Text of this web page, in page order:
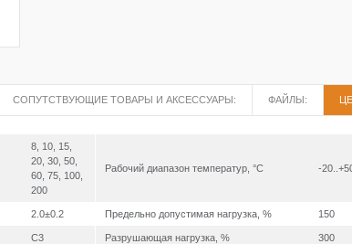
СОПУТСТВУЮЩИЕ ТОВАРЫ И АКСЕССУАРЫ: ФАЙЛЫ:
8, 10, 15,
20, 30, 50,
60, 75, 100,
200
Рабочий диапазон температур, °С -
2.0±0.2 Предельно допустимая нагрузка, % 150
C3 Разрушающая нагрузка, % 300